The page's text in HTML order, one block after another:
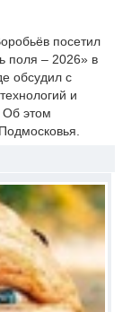
посетил
поля – 2026» в
обсудил с
и
Об этом